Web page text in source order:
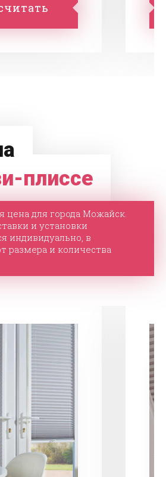
плиссе
цена для города Можайск.
и установки
индивидуально, в
размера и количества